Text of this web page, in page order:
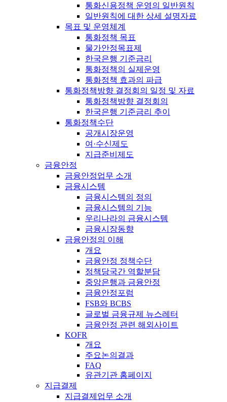
통화신용정책 운영의 일반원칙
일반원칙에 대한 상세 설명자료
목표 및 운영체계
통화정책 목표
물가안정목표제
한국은행 기준금리
통화정책의 실제운영
통화정책 효과의 파급
통화정책방향 결정회의 일정 및 자료
통화정책방향 결정회의
한국은행 기준금리 추이
통화정책수단
공개시장운영
여·수신제도
지급준비제도
금융안정
금융안정업무 소개
금융시스템
금융시스템의 정의
금융시스템의 기능
우리나라의 금융시스템
금융시장동향
금융안정의 이해
개요
금융안정 정책수단
정책당국간 역할분담
중앙은행과 금융안정
금융안정포럼
FSB와 BCBS
글로벌 금융규제 뉴스레터
금융안정 관련 해외사이트
KOFR
개요
주요논의결과
FAQ
유관기관 홈페이지
지급결제
지급결제업무 소개